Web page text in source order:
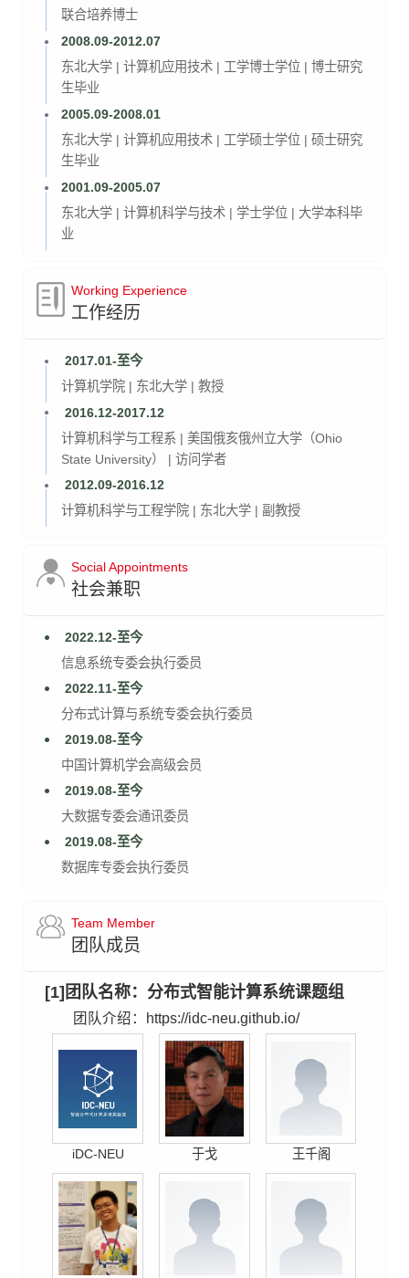
联合培养博士
2008.09-2012.07
东北大学 | 计算机应用技术 | 工学博士学位 | 博士研究
生毕业
2005.09-2008.01
东北大学 | 计算机应用技术 | 工学硕士学位 | 硕士研究
生毕业
2001.09-2005.07
东北大学 | 计算机科学与技术 | 学士学位 | 大学本科毕
业
Working Experience
工作经历
2017.01-至今
计算机学院 | 东北大学 | 教授
2016.12-2017.12
计算机科学与工程系 | 美国俄亥俄州立大学（Ohio
State University） | 访问学者
2012.09-2016.12
计算机科学与工程学院 | 东北大学 | 副教授
Social Appointments
社会兼职
2022.12-至今
信息系统专委会执行委员
2022.11-至今
分布式计算与系统专委会执行委员
2019.08-至今
中国计算机学会高级会员
2019.08-至今
大数据专委会通讯委员
2019.08-至今
数据库专委会执行委员
Team Member
团队成员
[1]团队名称：分布式智能计算系统课题组
团队介绍：https://idc-neu.github.io/
iDC-NEU 于戈 王千阁